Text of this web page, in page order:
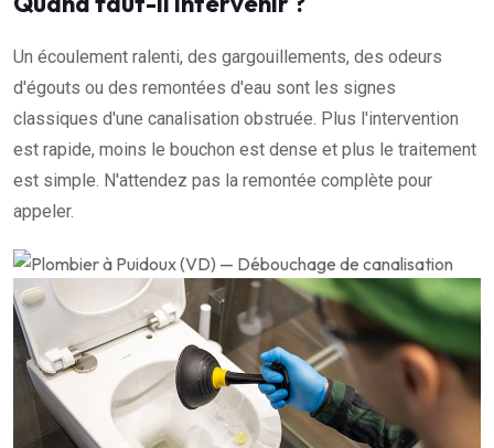
Un écoulement ralenti, des gargouillements, des odeurs
d'égouts ou des remontées d'eau sont les signes
classiques d'une canalisation obstruée. Plus l'intervention
est rapide, moins le bouchon est dense et plus le traitement
est simple. N'attendez pas la remontée complète pour
appeler.